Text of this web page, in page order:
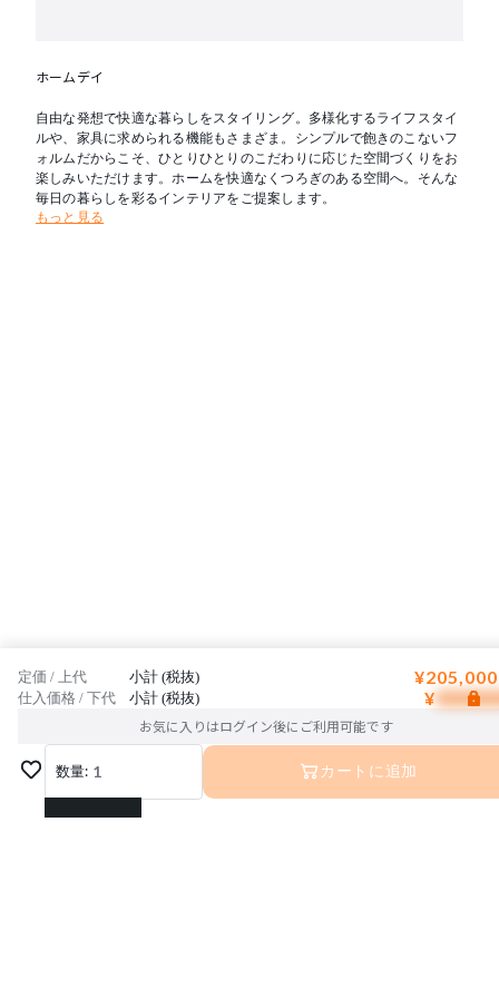
ホームデイ
自由な発想で快適な暮らしをスタイリング。多様化するライフスタイ
ルや、家具に求められる機能もさまざま。シンプルで飽きのこないフ
ォルムだからこそ、ひとりひとりのこだわりに応じた空間づくりをお
楽しみいただけます。ホームを快適なくつろぎのある空間へ。そんな
毎日の暮らしを彩るインテリアをご提案します。
もっと見る
定価 / 上代 小計 (税抜)
仕入価格 / 下代 小計 (税抜) ¥
お気に入りはログイン後にご利用可能です
数量: 1
1
カートに追加